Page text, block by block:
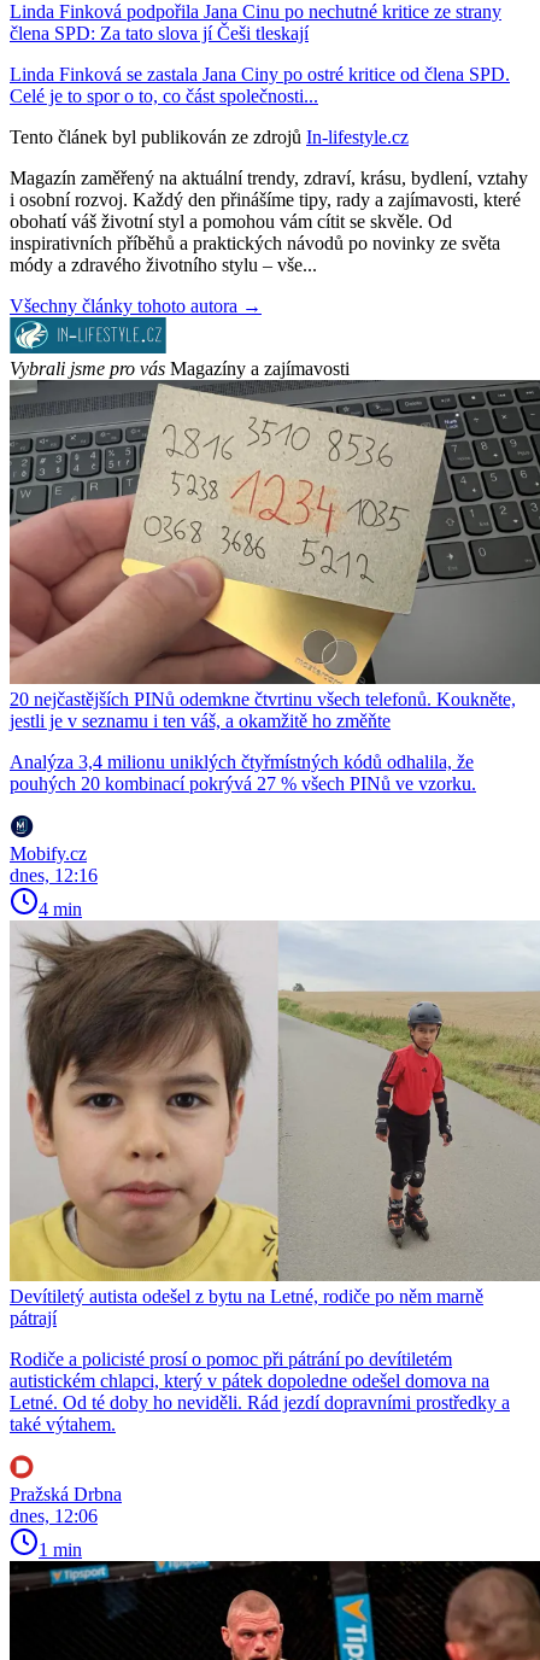
Linda Finková podpořila Jana Cinu po nechutné kritice ze strany
člena SPD: Za tato slova jí Češi tleskají
Linda Finková se zastala Jana Ciny po ostré kritice od člena SPD.
Celé je to spor o to, co část společnosti...
Tento článek byl publikován ze zdrojů In-lifestyle.cz
Magazín zaměřený na aktuální trendy, zdraví, krásu, bydlení, vztahy
i osobní rozvoj. Každý den přinášíme tipy, rady a zajímavosti, které
obohatí váš životní styl a pomohou vám cítit se skvěle. Od
inspirativních příběhů a praktických návodů po novinky ze světa
módy a zdravého životního stylu – vše...
Všechny články tohoto autora →
Vybrali jsme pro vás Magazíny a zajímavosti
20 nejčastějších PINů odemkne čtvrtinu všech telefonů. Koukněte,
jestli je v seznamu i ten váš, a okamžitě ho změňte
Analýza 3,4 milionu uniklých čtyřmístných kódů odhalila, že
pouhých 20 kombinací pokrývá 27 % všech PINů ve vzorku.
Mobify.cz
dnes, 12:16
4 min
Devítiletý autista odešel z bytu na Letné, rodiče po něm marně
pátrají
Rodiče a policisté prosí o pomoc při pátrání po devítiletém
autistickém chlapci, který v pátek dopoledne odešel domova na
Letné. Od té doby ho neviděli. Rád jezdí dopravními prostředky a
také výtahem.
Pražská Drbna
dnes, 12:06
1 min